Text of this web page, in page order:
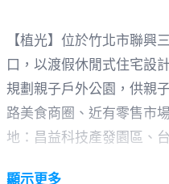
【植光】位於竹北市聯興
口，以渡假休閒式住宅設
規劃親子戶外公園，供親
路美食商圈、近有零售市
地：昌益科技產發園區、
顯示更多